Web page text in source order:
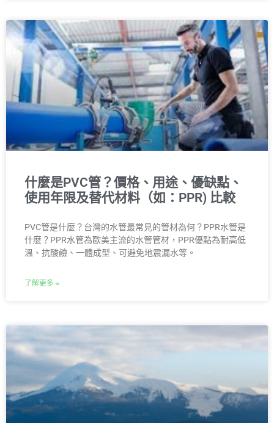
什麼是PVC管？價格、用途、優缺點、
使用年限及替代材料（如：PPR) 比較
PVC管是什麼？台灣的水管最常見的管材為何？PPR水管是
什麼？PPR水管為歐美主流的水管管材，PPR優點為耐高低
溫、抗酸鹼、一體成型、可避免地震漏水等。
了解更多 »